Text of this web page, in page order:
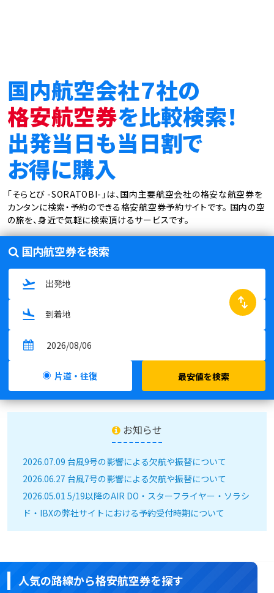
国内航空会社７社の
格安航空券を比較検索！
出発当日も当日割で
お得に購入
「そらとび -SORATOBI-」は、国内主要航空会社の格安な航空券を
カンタンに検索・予約のできる格安航空券予約サイトです。 国内の空
の旅を、身近で気軽に検索頂けるサービスです。
国内航空券を検索
swap_horiz
片道・往復 最安値を検索
お知らせ
2026.07.09 台風9号の影響による欠航や振替について
2026.06.27 台風7号の影響による欠航や振替について
2026.05.01 5/19以降のAIR DO・スターフライヤー・ソラシ
ド・IBXの弊社サイトにおける予約受付時期について
人気の路線から格安航空券を探す